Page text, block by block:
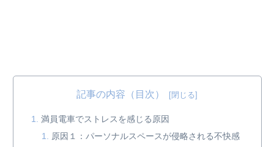
記事の内容（目次）
満員電車でストレスを感じる原因
原因１：パーソナルスペースが侵略される不快感